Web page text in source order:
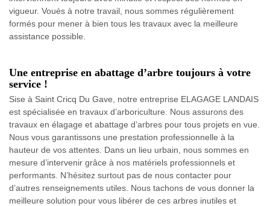
vigueur. Voués à notre travail, nous sommes régulièrement
formés pour mener à bien tous les travaux avec la meilleure
assistance possible.
Une entreprise en abattage d’arbre toujours à votre
service !
Sise à Saint Cricq Du Gave, notre entreprise ELAGAGE LANDAIS
est spécialisée en travaux d’arboriculture. Nous assurons des
travaux en élagage et abattage d’arbres pour tous projets en vue.
Nous vous garantissons une prestation professionnelle à la
hauteur de vos attentes. Dans un lieu urbain, nous sommes en
mesure d’intervenir grâce à nos matériels professionnels et
performants. N’hésitez surtout pas de nous contacter pour
d’autres renseignements utiles. Nous tachons de vous donner la
meilleure solution pour vous libérer de ces arbres inutiles et